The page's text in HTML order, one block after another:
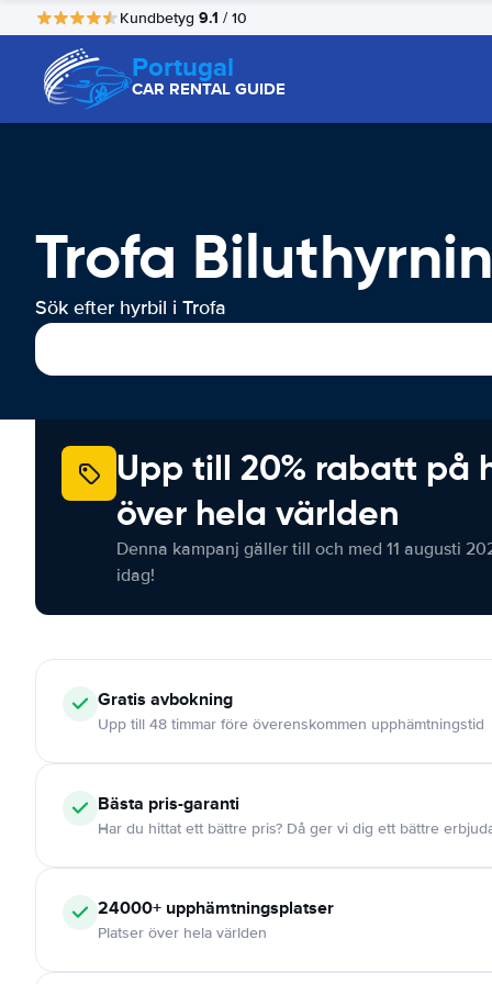
Kundbetyg 9.1 / 10
Portugal
CAR RENTAL GUIDE
Trofa
Sök efter hyrbil i Trofa
Upp till 20% rabatt på
över hela världen
Denna kampanj gäller till och med 11 augusti
idag!
Gratis avbokning
Upp till 48 timmar före överenskommen upphämtningstid
Bästa pris-garanti
Har du hittat ett bättre pris? Då ger vi dig ett bättre
24000+ upphämtningsplatser
Platser över hela världen